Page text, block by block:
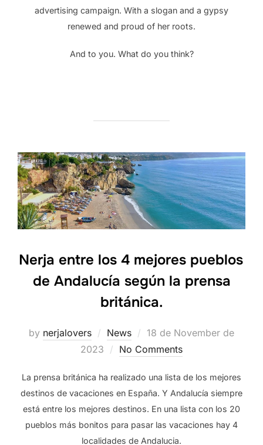
advertising campaign. With a slogan and a gypsy
renewed and proud of her roots.
And to you. What do you think?
Nerja entre los 4 mejores pueblos
de Andalucía según la prensa
británica.
by nerjalovers News
Posted
on
18 de November de
2023
No Comments
La prensa británica ha realizado una lista de los mejores
destinos de vacaciones en España. Y Andalucía siempre
está entre los mejores destinos. En una lista con los 20
pueblos más bonitos para pasar las vacaciones hay 4
localidades de Andalucia.